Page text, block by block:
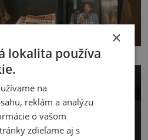
×
lokalita používa
na
reklám a analýzu
o vašom
zdieľame aj s